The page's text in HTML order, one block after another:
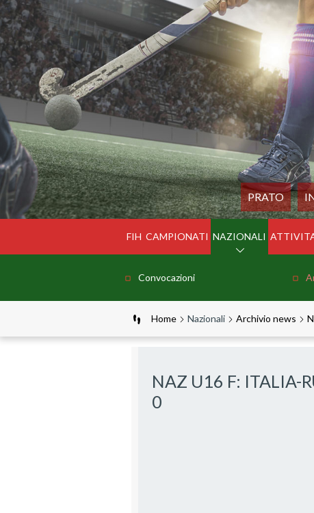
PRATO
FIH CAMPIONATI NAZIONALI
Convocazioni
Home Nazionali Archivio news
NAZ U16 F: ITALIA-
0